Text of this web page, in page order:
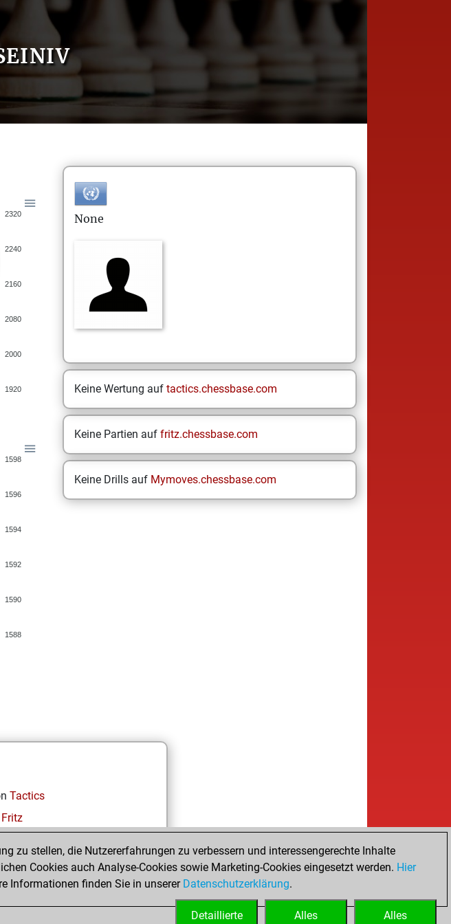
2320
2240
2160
2080
2000
1920
1598
1596
1594
1592
1590
1588
None
Keine Wertung auf tactics.chessbase.com
Keine Partien auf fritz.chessbase.com
Keine Drills auf Mymoves.chessbase.com
Tactics
Fritz
onPlay
Studies onStudies
zu stellen, die Nutzererfahrungen zu verbessern und interessengerechte Inhalte
Cookies auch Analyse-Cookies sowie Marketing-Cookies eingesetzt werden. Hier
Informationen finden Sie in unserer Datenschutzerklärung.
Alles
Alles
Detaillierte